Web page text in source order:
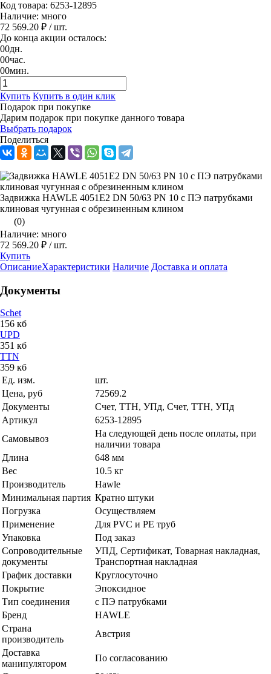
Код товара: 6253-12895
Наличие: много
72 569.20 ₽ / шт.
До конца акции осталось:
00дн.
00час.
00мин.
Купить Купить в один клик
Подарок при покупке
Дарим подарок при покупке данного товара
Выбрать подарок
Поделиться
Задвижка HAWLE 4051E2 DN 50/63 PN 10 с ПЭ патрубками
клиновая чугунная с обрезиненным клином
(0)
Наличие: много
72 569.20 ₽ / шт.
Купить
ОписаниеХарактеристики Наличие Доставка и оплата
Документы
Schet
156 кб
UPD
351 кб
TTN
359 кб
Ед. изм.
шт.
Цена, руб
72569.2
Документы
Счет, ТТН, УПд, Счет, ТТН, УПд
Артикул
6253-12895
Самовывоз
На следующей день после оплаты, при
наличии товара
Длина
648 мм
Вес
10.5 кг
Производитель
Hawle
Минимальная партия Кратно штуки
Погрузка
Осуществляем
Применение
Для PVC и РЕ труб
Упаковка
Под заказ
Сопроводительные
документы
УПД, Сертификат, Товарная накладная,
Транспортная накладная
График доставки
Круглосуточно
Покрытие
Эпоксидное
Тип соединения
с ПЭ патрубками
Бренд
HAWLE
Страна
производитель
Австрия
Доставка
манипулятором
По согласованию